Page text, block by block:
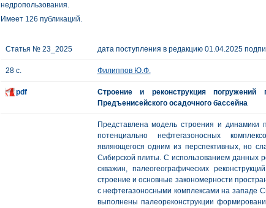
недропользования.
Имеет 126 публикаций.
Статья № 23_2025 дата поступления в редакцию 01.04.2025
28 с. Филиппов Ю.Ф.
pdf
Строение и реконструкция погружений
Предъенисейского осадочного бассейна
Представлена модель строения и динамики
потенциально нефтегазоносных
являющегося одним из перспективных, но
Сибирской плиты. С использованием данных
скважин, палеогеографических
строение и основные закономерности
с нефтегазоносными комплексами на западе
выполнены палеореконструкции